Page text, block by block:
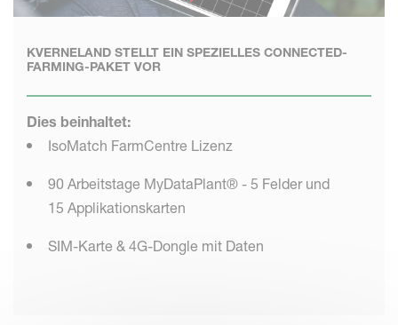
KVERNELAND STELLT EIN SPEZIELLES CONNECTED-
FARMING-PAKET VOR
Dies beinhaltet:
IsoMatch FarmCentre Lizenz
90 Arbeitstage MyDataPlant® - 5 Felder und
15 Applikationskarten
SIM-Karte & 4G-Dongle mit Daten